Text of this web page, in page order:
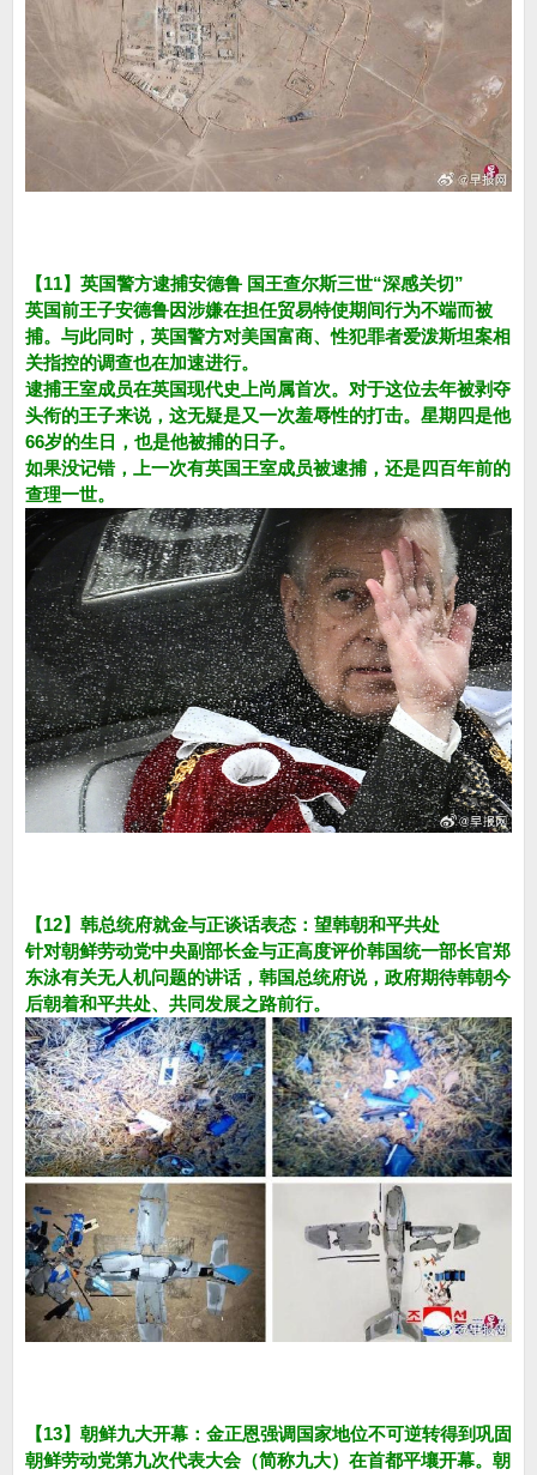
【11】英国警方逮捕安德鲁 国王查尔斯三世“深感关切”
英国前王子安德鲁因涉嫌在担任贸易特使期间行为不端而被
捕。与此同时，英国警方对美国富商、性犯罪者爱泼斯坦案相
关指控的调查也在加速进行。
逮捕王室成员在英国现代史上尚属首次。对于这位去年被剥夺
头衔的王子来说，这无疑是又一次羞辱性的打击。星期四是他
66岁的生日，也是他被捕的日子。
如果没记错，上一次有英国王室成员被逮捕，还是四百年前的
查理一世。
【12】韩总统府就金与正谈话表态：望韩朝和平共处
针对朝鲜劳动党中央副部长金与正高度评价韩国统一部长官郑
东泳有关无人机问题的讲话，韩国总统府说，政府期待韩朝今
后朝着和平共处、共同发展之路前行。
【13】朝鲜九大开幕：金正恩强调国家地位不可逆转得到巩固
朝鲜劳动党第九次代表大会（简称九大）在首都平壤开幕。朝